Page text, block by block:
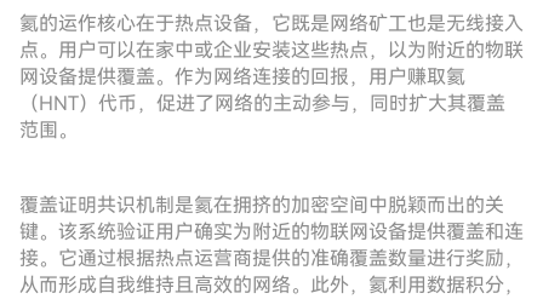
氦的运作核心在于热点设备，它既是网络矿工也是无线接入
点。用户可以在家中或企业安装这些热点，以为附近的物联
网设备提供覆盖。作为网络连接的回报，用户赚取氦
（HNT）代币，促进了网络的主动参与，同时扩大其覆盖
范围。
覆盖证明共识机制是氦在拥挤的加密空间中脱颖而出的关
键。该系统验证用户确实为附近的物联网设备提供覆盖和连
接。它通过根据热点运营商提供的准确覆盖数量进行奖励，
从而形成自我维持且高效的网络。此外，氦利用数据积分，